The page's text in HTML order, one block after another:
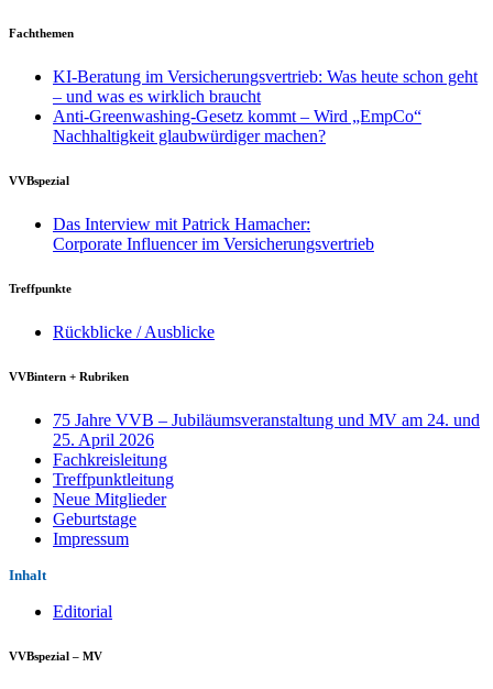
Fachthemen
KI-Beratung im Versicherungsvertrieb: Was heute schon geht
– und was es wirklich braucht
Anti-Greenwashing-Gesetz kommt – Wird „EmpCo“
Nachhaltigkeit glaubwürdiger machen?
VVBspezial
Das Interview mit Patrick Hamacher:
Corporate Influencer im Versicherungsvertrieb
Treffpunkte
Rückblicke / Ausblicke
VVBintern + Rubriken
75 Jahre VVB – Jubiläumsveranstaltung und MV am 24. und
25. April 2026
Fachkreisleitung
Treffpunktleitung
Neue Mitglieder
Geburtstage
Impressum
Inhalt
Editorial
VVBspezial – MV